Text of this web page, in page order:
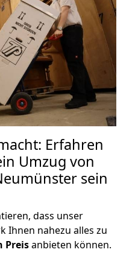
Erfahren
Umzug von
sein
dass unser
Ihnen nahezu alles zu
Preisanbieten können.